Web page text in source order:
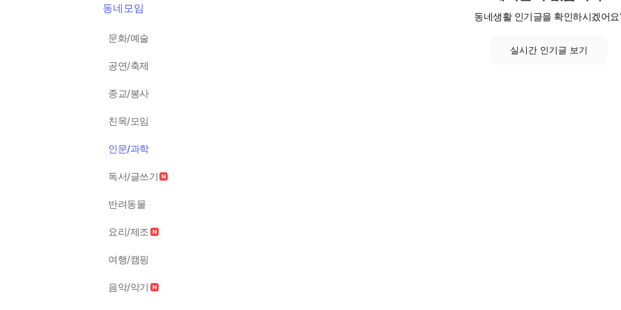
동네모임
문화/예술
공연/축제
종교/봉사
친목/모임
인문/과학
독서/글쓰기
반려동물
요리/제조
여행/캠핑
음악/악기
동네생활 인기글을 확인하시겠어요
실시간 인기글 보기